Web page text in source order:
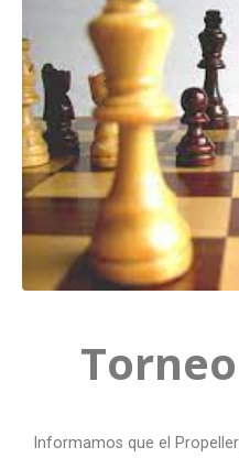
Informamos que el